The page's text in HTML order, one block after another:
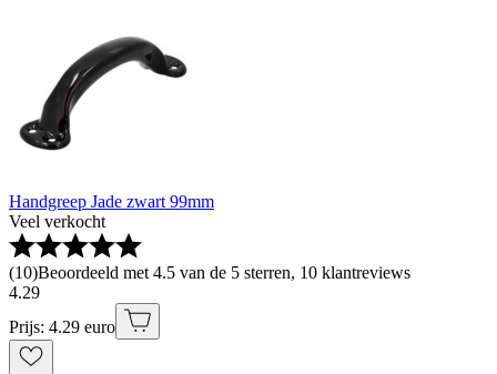
Handgreep Jade zwart 99mm
Veel verkocht
(10)Beoordeeld met 4.5 van de 5 sterren, 10 klantreviews
4.29
Prijs: 4.29 euro